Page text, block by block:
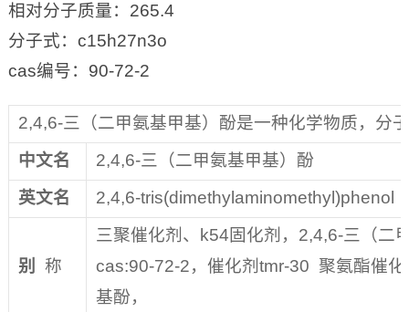
相对分子质量：265.4
分子式：c15h27n3o
cas编号：90-72-2
2,4,6-三（二甲氨基甲基）酚是一种化学物质，分
中文名
2,4,6-三（二甲氨基甲基）酚
英文名
2,4,6-tris(dimethylaminomethyl)phenol
别 称
三聚催化剂、k54固化剂，2,4,6-三（二
cas:90-72-2，催化剂tmr-30 聚氨酯催
基酚，